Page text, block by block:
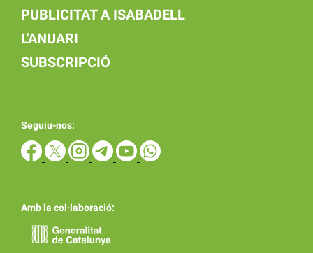
PUBLICITAT A ISABADELL
L'ANUARI
SUBSCRIPCIÓ
Seguiu-nos:
Amb la col·laboració: